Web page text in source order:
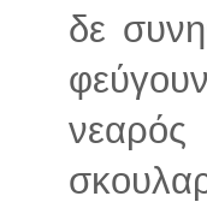
δε